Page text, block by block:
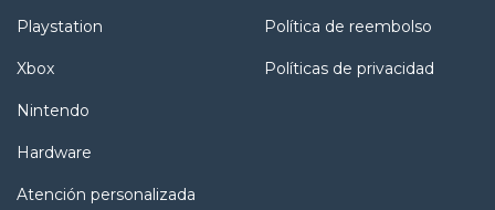
Playstation
Xbox
Nintendo
Hardware
Atención personalizada
Política de reembolso
Políticas de privacidad